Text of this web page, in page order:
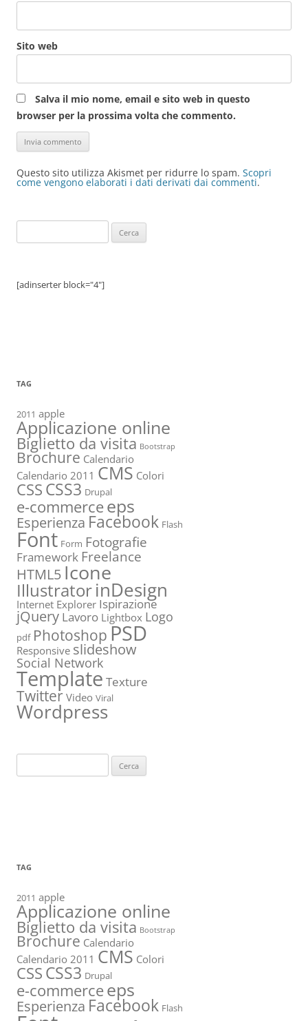
Sito web
Salva il mio nome, email e sito web in questo
browser per la prossima volta che commento.
Questo sito utilizza Akismet per ridurre lo spam. Scopri
come vengono elaborati i dati derivati dai commenti.
per:
[adinserter block="4"]
TAG
2011 apple
Applicazione online
Biglietto da visita Bootstrap
Brochure Calendario
Calendario 2011 CMS Colori
CSSCSS3 Drupal
e-commerceeps
Esperienza Facebook Flash
Font Form Fotografie
Framework Freelance
HTML5 Icone
IllustratorinDesign
Internet Explorer Ispirazione
jQuery Lavoro Lightbox Logo
pdf PhotoshopPSD
Responsive slideshow
Social Network
Template Texture
TwitterVideo Viral
Wordpress
per:
TAG
2011 apple
Applicazione online
Biglietto da visita Bootstrap
Brochure Calendario
Calendario 2011 CMS Colori
CSSCSS3 Drupal
e-commerceeps
Esperienza Facebook Flash